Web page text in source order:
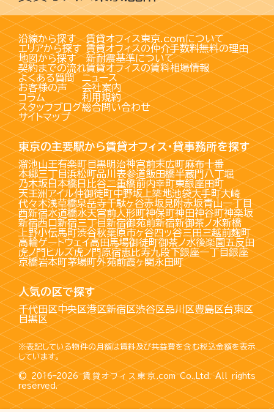
沿線から探す
エリアから探す
地図から探す
契約までの流れ
賃貸オフィス東京.comについて
賃貸オフィスの仲介手数料無料の理由
新耐震基準について
賃貸オフィスの賃料相場情報
よくある質問
お客様の声
コラム
スタッフブログ
サイトマップ
ニュース
会社案内
利用規約
総合問い合わせ
東京の主要駅から賃貸オフィス・貸事務所を探す
溜池山王有楽町目黒明治神宮前末広町麻布十番
本郷三丁目浜松町品川 表参道飯田橋半蔵門八丁堀
乃木坂日本橋日比谷二重橋前内幸町東銀座田町
天王洲アイル仲御徒町中野坂上築地池袋大手町大崎
代々木浅草橋泉岳寺千駄ヶ谷赤坂見附赤坂青山一丁目
西新宿水道橋水天宮前人形町神保町神田神谷町神楽坂
新宿西口新宿三丁目新宿御苑前新宿新御茶ノ水新橋
上野小伝馬町渋谷秋葉原市ヶ谷四ッ谷三田三越前麹町
高輪ゲートウェイ高田馬場御徒町御茶ノ水後楽園五反田
虎ノ門ヒルズ虎ノ門原宿恵比寿九段下銀座一丁目銀座
京橋岩本町茅場町外苑前霞ヶ関永田町
人気の区で探す
千代田区中央区港区新宿区渋谷区品川区豊島区台東区
目黒区
※表記している物件の月額は賃料及び共益費を含む税込金額を表示
しています。
© 2016–2026賃貸オフィス東京.comCo.,Ltd. All rights
reserved.